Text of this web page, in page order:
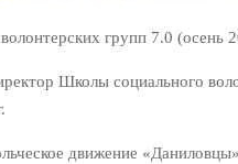
групп 7.0 (осень
Школы социального
движение «Даниловцы»